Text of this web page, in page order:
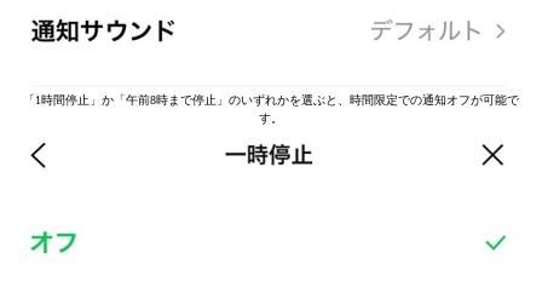
「1時間停止」か「午前8時まで停止」のいずれかを選ぶと、時間限定での通知オフが可能で
す。